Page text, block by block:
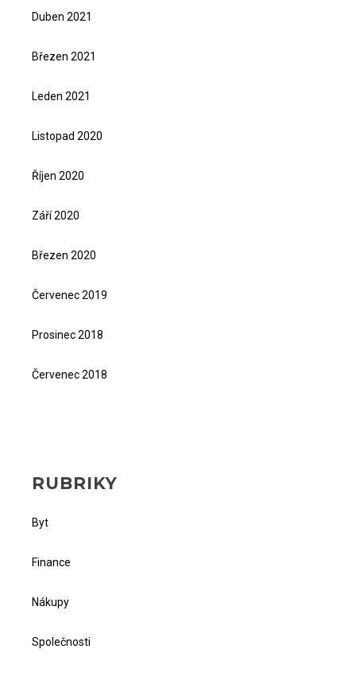
Duben 2021
Březen 2021
Leden 2021
Listopad 2020
Říjen 2020
Září 2020
Březen 2020
Červenec 2019
Prosinec 2018
Červenec 2018
RUBRIKY
Byt
Finance
Nákupy
Společnosti